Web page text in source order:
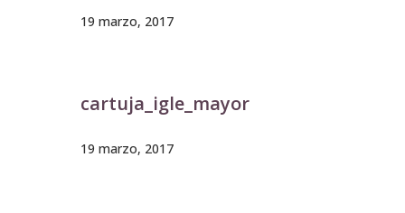
19 marzo, 2017
cartuja_igle_mayor
19 marzo, 2017